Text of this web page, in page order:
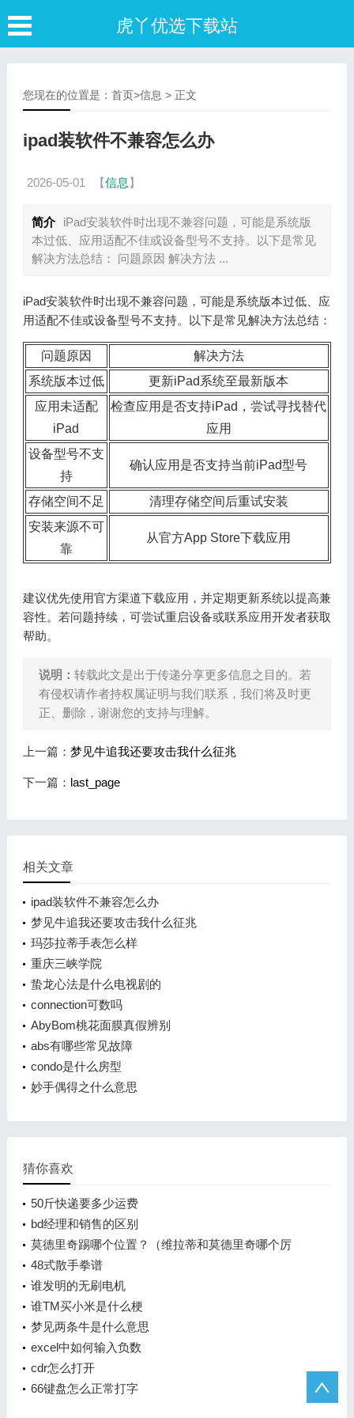
虎丫优选下载站
您现在的位置是： 首页>信息 > 正文
ipad装软件不兼容怎么办
2026-05-01 【信息 】
简介
iPad安装软件时出现不兼容问题，可能是系统版
本过低、应用适配不佳或设备型号不支持。以下是常见
解决方法总结： 问题原因 解决方法 ...
iPad安装软件时出现不兼容问题，可能是系统版本过低、应
用适配不佳或设备型号不支持。以下是常见解决方法总结：
问题原因
解决方法
系统版本过低
更新iPad系统至最新版本
应用未适配
iPad
检查应用是否支持iPad，尝试寻找替代
应用
设备型号不支
持
确认应用是否支持当前iPad型号
存储空间不足
清理存储空间后重试安装
安装来源不可
靠
从官方App Store下载应用
建议优先使用官方渠道下载应用，并定期更新系统以提高兼
容性。若问题持续，可尝试重启设备或联系应用开发者获取
帮助。
说明： 转载此文是出于传递分享更多信息之目的。若
有侵权请作者持权属证明与我们联系，我们将及时更
正、删除，谢谢您的支持与理解。
上一篇： 梦见牛追我还要攻击我什么征兆
下一篇： last_page
相关文章
ipad装软件不兼容怎么办
梦见牛追我还要攻击我什么征兆
玛莎拉蒂手表怎么样
重庆三峡学院
蛰龙心法是什么电视剧的
connection可数吗
AbyBom桃花面膜真假辨别
abs有哪些常见故障
condo是什么房型
妙手偶得之什么意思
猜你喜欢
50斤快递要多少运费
bd经理和销售的区别
莫德里奇踢哪个位置？（维拉蒂和莫德里奇哪个厉
害？）
48式散手拳谱
谁发明的无刷电机
谁TM买小米是什么梗
梦见两条牛是什么意思
excel中如何输入负数
cdr怎么打开
66键盘怎么正常打字